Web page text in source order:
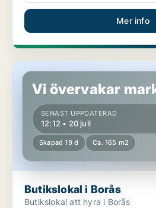
Mer info
Butikslokal i Borås
Vi övervakar
SENAST UPPDATERAD
12:12 • 20 juli
Skapad 19 d Ca. 165 m2
Butikslokal i Borås
Butikslokal att hyra i Borås